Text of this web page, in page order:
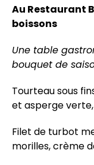
Au Restaurant
boissons
Une table
bouquet de
Tourteau sous
et asperge
Filet de turbot
morilles, crème